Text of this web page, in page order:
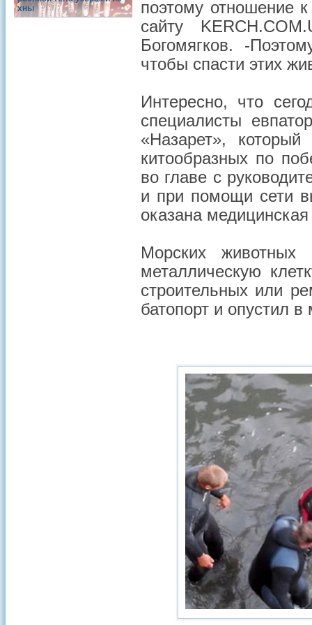
хны
поэтому отношение
сайту
Богомягков. -
чтобы спасти этих
Интересно, что
специалисты
«Назарет»,
китообразных по
во главе с
и при помощи сети
оказана
Морских
металлическую
строительных или
батопорт и опустил